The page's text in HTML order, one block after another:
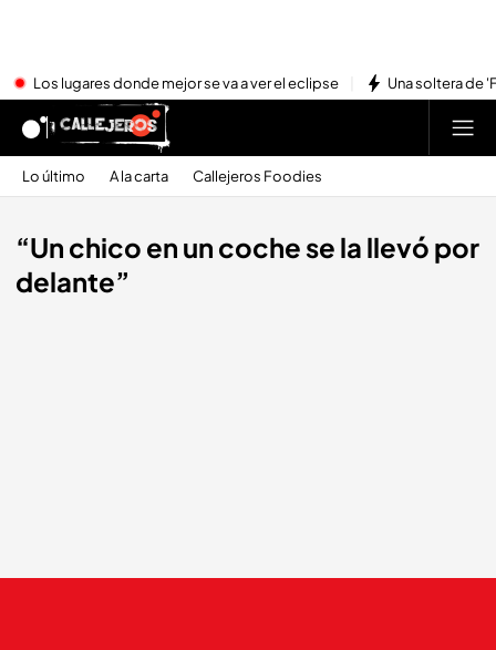
Los lugares donde mejor se va a ver el eclipse Una soltera de
Lo último A la carta Callejeros Foodies
“Un chico en un coche se la llevó por
delante”